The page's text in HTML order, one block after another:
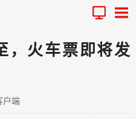
，火车票即将发
户端